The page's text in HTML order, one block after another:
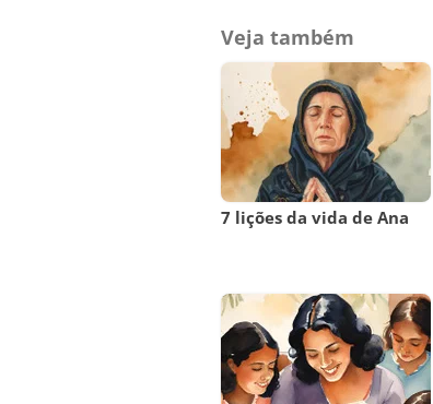
Veja também
7 lições da vida de Ana